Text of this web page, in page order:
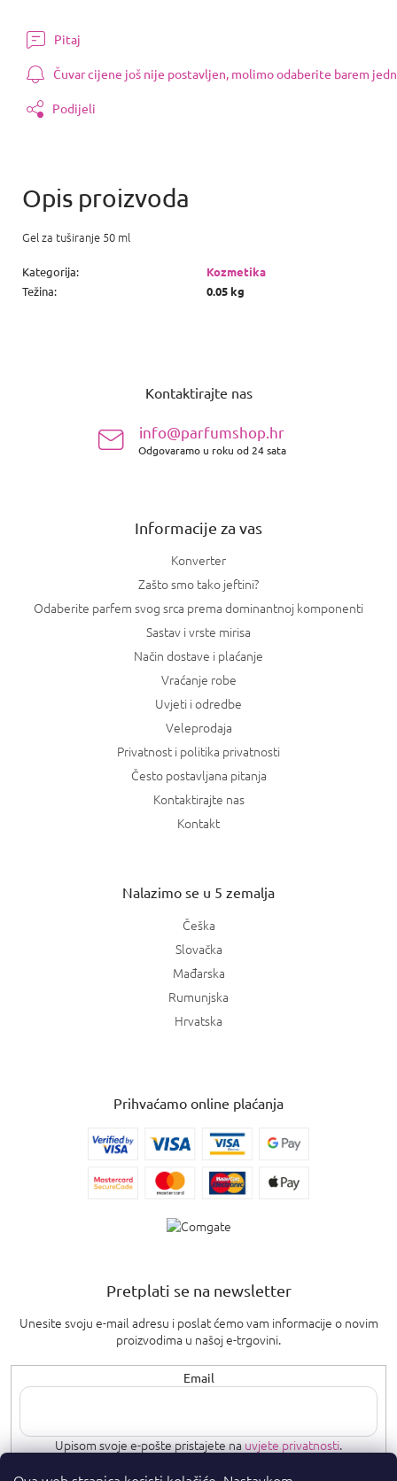
Pitaj
Čuvar cijene još nije postavljen, molimo odaberite barem
Podijeli
Gel za tuširanje 50 ml
Kategorija:
Kozmetika
Težina: 0.05 kg
Kontaktirajte nas
info@parfumshop.hr
Odgovaramo u roku od 24 sata
Informacije za vas
Konverter
Zašto smo tako jeftini?
Odaberite parfem svog srca prema dominantnoj komponenti
Sastav i vrste mirisa
Način dostave i plaćanje
Vraćanje robe
Uvjeti i odredbe
Veleprodaja
Privatnost i politika privatnosti
Često postavljana pitanja
Kontaktirajte nas
Kontakt
Nalazimo se u 5 zemalja
Češka
Slovačka
Mađarska
Rumunjska
Hrvatska
Prihvaćamo online plaćanja
Pretplati se na newsletter
Unesite svoju e-mail adresu i poslat ćemo vam informacije o novim
proizvodima u našoj e-trgovini.
Email
Upisom svoje e-pošte pristajete nauvjete privatnosti.